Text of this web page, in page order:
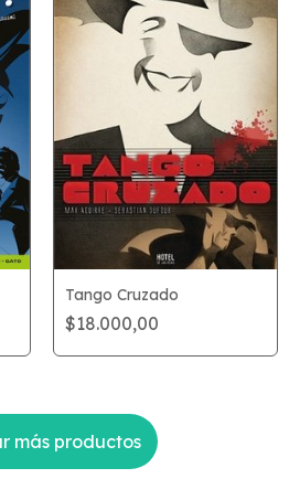
Tango Cruzado
$18.000,00
más productos